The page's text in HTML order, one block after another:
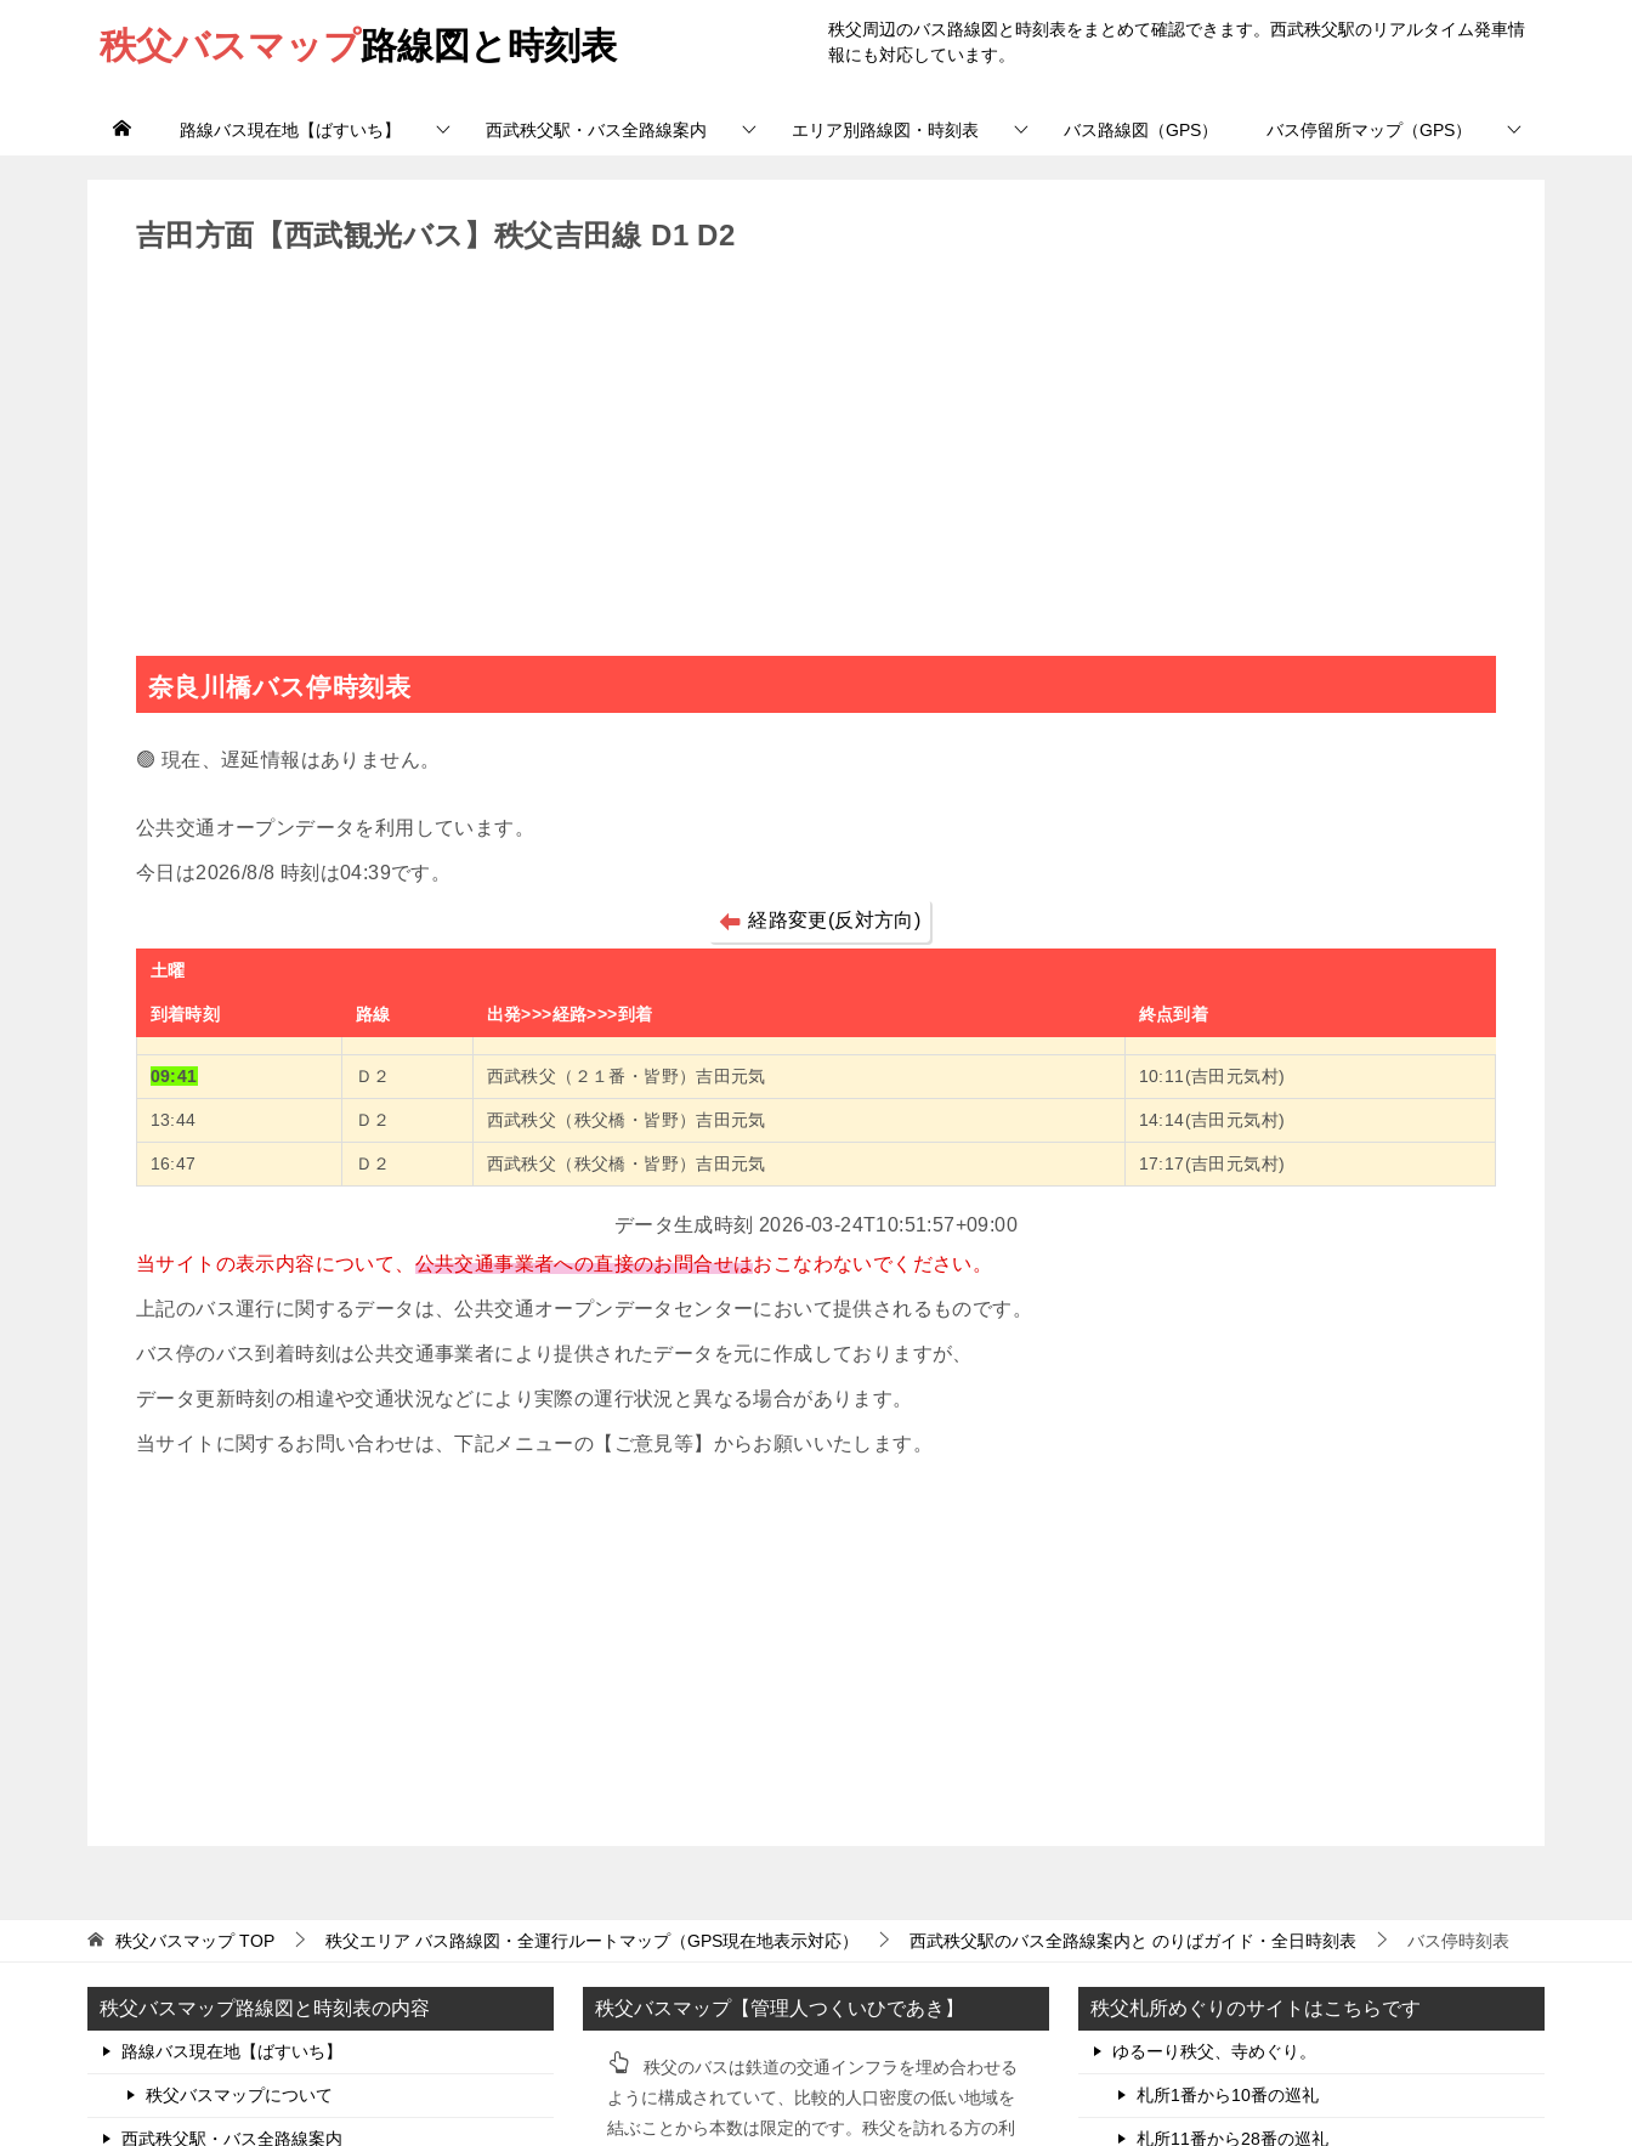
秩父バスマップ路線図と時刻表
秩父周辺のバス路線図と時刻表をまとめて確認できます。西武秩父駅のリアルタイム発車情
報にも対応しています。
路線バス現在地【ばすいち】 西武秩父駅・バス全路線案内 エリア別路線図・時刻表 バス路線図（GPS） バス停留所マップ（GPS）
吉田方面【西武観光バス】秩父吉田線 D1 D2
奈良川橋バス停時刻表
🟢 現在、遅延情報はありません。
公共交通オープンデータを利用しています。
今日は2026/8/8 時刻は04:39です。
経路変更(反対方向)
土曜
到着時刻 路線 出発>>>経路>>>到着 終点到着
09:41 Ｄ２ 西武秩父（２１番・皆野）吉田元気 10:11(吉田元気村)
13:44 Ｄ２ 西武秩父（秩父橋・皆野）吉田元気 14:14(吉田元気村)
16:47 Ｄ２ 西武秩父（秩父橋・皆野）吉田元気 17:17(吉田元気村)
データ生成時刻 2026-03-24T10:51:57+09:00
当サイトの表示内容について、 公共交通事業者への直接のお問合せはおこなわないでください。
上記のバス運行に関するデータは、公共交通オープンデータセンターにおいて提供されるものです。
バス停のバス到着時刻は公共交通事業者により提供されたデータを元に作成しておりますが、
データ更新時刻の相違や交通状況などにより実際の運行状況と異なる場合があります。
当サイトに関するお問い合わせは、下記メニューの【ご意見等】からお願いいたします。
秩父バスマップTOP 秩父エリア バス路線図・全運行ルートマップ（GPS現在地表示対応） 西武秩父駅のバス全路線案内と のりばガイド・全日時刻表 バス停時刻表
秩父バスマップ路線図と時刻表の内容
路線バス現在地【ばすいち】
秩父バスマップについて
西武秩父駅・バス全路線案内
秩父バスマップ【管理人つくいひであき】
秩父のバスは鉄道の交通インフラを埋め合わせる
ように構成されていて、比較的人口密度の低い地域を
結ぶことから本数は限定的です。秩父を訪れる方の利
秩父札所めぐりのサイトはこちらです
ゆるーり秩父、寺めぐり。
札所1番から10番の巡礼
札所11番から28番の巡礼